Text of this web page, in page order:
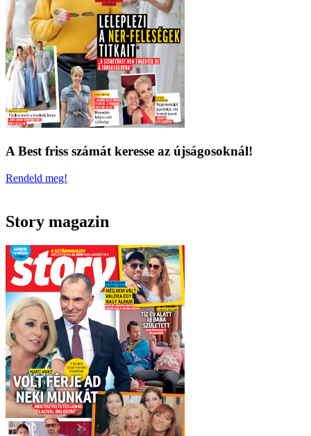
A Best friss számát keresse az újságosoknál!
Rendeld meg!
Story magazin